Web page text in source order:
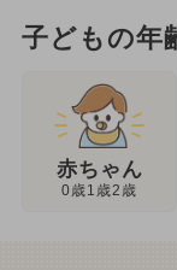
子どもの年
赤ちゃん
0歳1歳2歳